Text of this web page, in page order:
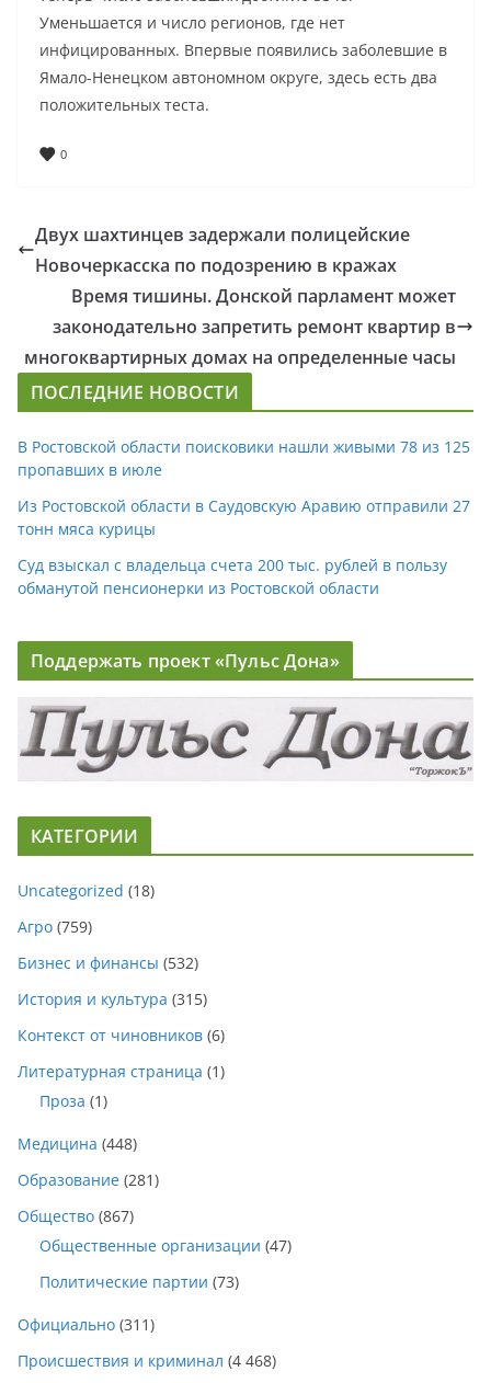
Уменьшается и число регионов, где нет
инфицированных. Впервые появились заболевшие в
Ямало-Ненецком автономном округе, здесь есть два
положительных теста.
0
Двух шахтинцев задержали полицейские
Новочеркасска по подозрению в кражах
Время тишины. Донской парламент может
законодательно запретить ремонт квартир в
многоквартирных домах на определенные часы
ПОСЛЕДНИЕ НОВОСТИ
В Ростовской области поисковики нашли живыми 78 из 125
пропавших в июле
Из Ростовской области в Саудовскую Аравию отправили 27
тонн мяса курицы
Суд взыскал с владельца счета 200 тыс. рублей в пользу
обманутой пенсионерки из Ростовской области
Поддержать проект «Пульс Дона»
КАТЕГОРИИ
Uncategorized (18)
Агро (759)
Бизнес и финансы (532)
История и культура (315)
Контекст от чиновников (6)
Литературная страница (1)
Проза (1)
Медицина (448)
Образование (281)
Общество (867)
Общественные организации (47)
Политические партии (73)
Официально (311)
Происшествия и криминал (4 468)